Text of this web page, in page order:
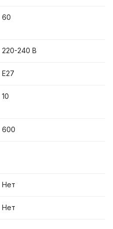
60
220-240 В
E27
10
600
Нет
Нет